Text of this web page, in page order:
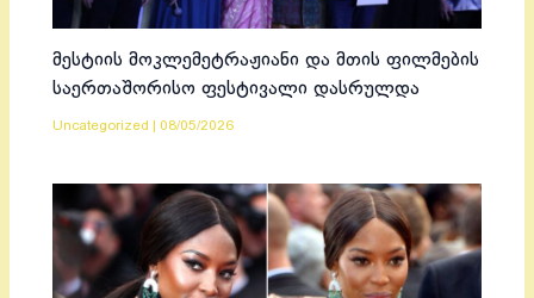
მესტიის მოკლემეტრაჟიანი და მთის ფილმების
საერთაშორისო ფესტივალი დასრულდა
Uncategorized 08/05/2026